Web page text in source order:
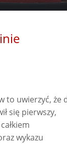
to uwierzyć, że
się pierwszy,
wykazu